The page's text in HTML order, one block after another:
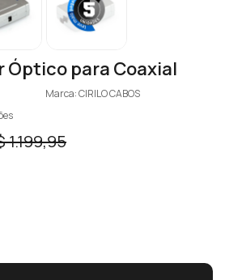
Óptico para Coaxial
Marca: CIRILO CABOS
1.199,95